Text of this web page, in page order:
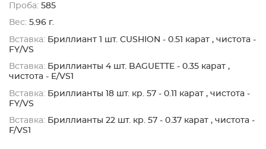
Проба: 585
Вес: 5.96 г.
Вставка: Бриллиант 1 шт. CUSHION - 0.51 карат , чистота -
FY/VS
Вставка: Бриллианты 4 шт. BAGUETTE - 0.35 карат ,
чистота - E/VS1
Вставка: Бриллианты 18 шт. кр. 57 - 0.11 карат , чистота -
FY/VS
Вставка: Бриллианты 22 шт. кр. 57 - 0.37 карат , чистота -
F/VS1